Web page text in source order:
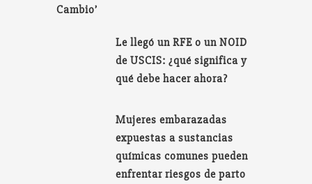
Cambio’
Le llegó un RFE o un NOID
de USCIS: ¿qué significa y
qué debe hacer ahora?
Mujeres embarazadas
expuestas a sustancias
químicas comunes pueden
enfrentar riesgos de parto